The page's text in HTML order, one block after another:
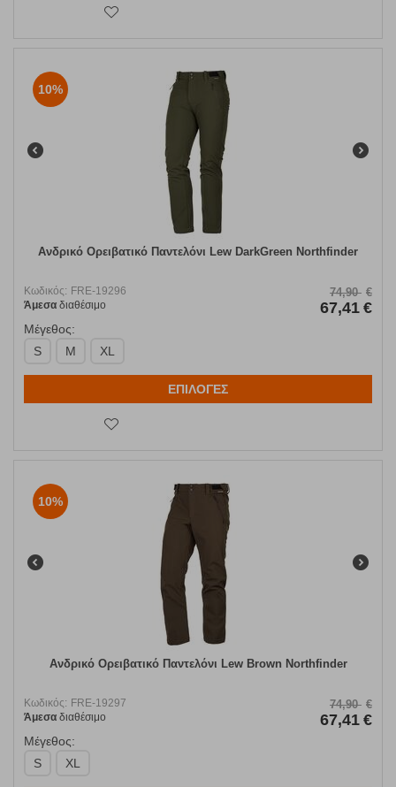
10%
Ανδρικό Ορειβατικό Παντελόνι Lew DarkGreen Northfinder
Κωδικός: FRE-19296
Άμεσα διαθέσιμο
74,90 €
67,41 €
Μέγεθος:
S
M XL
ΕΠΙΛΟΓΕΣ
10%
Ανδρικό Ορειβατικό Παντελόνι Lew Brown Northfinder
Κωδικός: FRE-19297
Άμεσα διαθέσιμο
74,90 €
67,41 €
Μέγεθος:
S
XL